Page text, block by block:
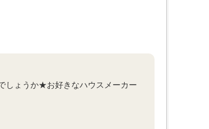
しょうか★お好きなハウスメーカー